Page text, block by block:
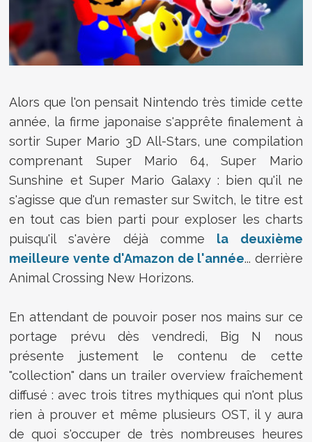
Alors que l'on pensait Nintendo très timide cette
année, la firme japonaise s'apprête finalement à
sortir Super Mario 3D All-Stars, une compilation
comprenant Super Mario 64, Super Mario
Sunshine et Super Mario Galaxy : bien qu'il ne
s'agisse que d'un remaster sur Switch, le titre est
en tout cas bien parti pour exploser les charts
puisqu'il s'avère déjà comme la deuxième
meilleure vente d'Amazon de l'année... derrière
Animal Crossing New Horizons.
En attendant de pouvoir poser nos mains sur ce
portage prévu dès vendredi, Big N nous
présente justement le contenu de cette
"collection" dans un trailer overview fraîchement
diffusé : avec trois titres mythiques qui n'ont plus
rien à prouver et même plusieurs OST, il y aura
de quoi s'occuper de très nombreuses heures